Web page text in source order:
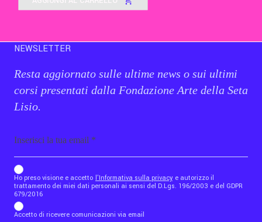
NEWSLETTER
Resta aggiornato sulle ultime news o sui ultimi
corsi presentati dalla Fondazione Arte della Seta
Lisio.
b_b43a7bd9734c7124b3be52921_1911023b36
Ho preso visione e accetto l'Informativa sulla privacy e autorizzo il
trattamento dei miei dati personali ai sensi del D.Lgs. 196/2003 e del GDPR
679/2016
Accetto di ricevere comunicazioni via email